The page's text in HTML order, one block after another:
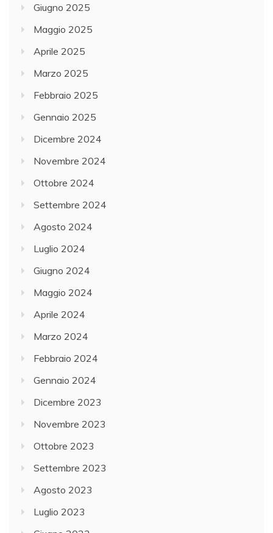
Giugno 2025
Maggio 2025
Aprile 2025
Marzo 2025
Febbraio 2025
Gennaio 2025
Dicembre 2024
Novembre 2024
Ottobre 2024
Settembre 2024
Agosto 2024
Luglio 2024
Giugno 2024
Maggio 2024
Aprile 2024
Marzo 2024
Febbraio 2024
Gennaio 2024
Dicembre 2023
Novembre 2023
Ottobre 2023
Settembre 2023
Agosto 2023
Luglio 2023